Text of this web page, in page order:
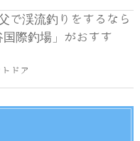
で渓流釣りをするなら
国際釣場」がおすす
ドア